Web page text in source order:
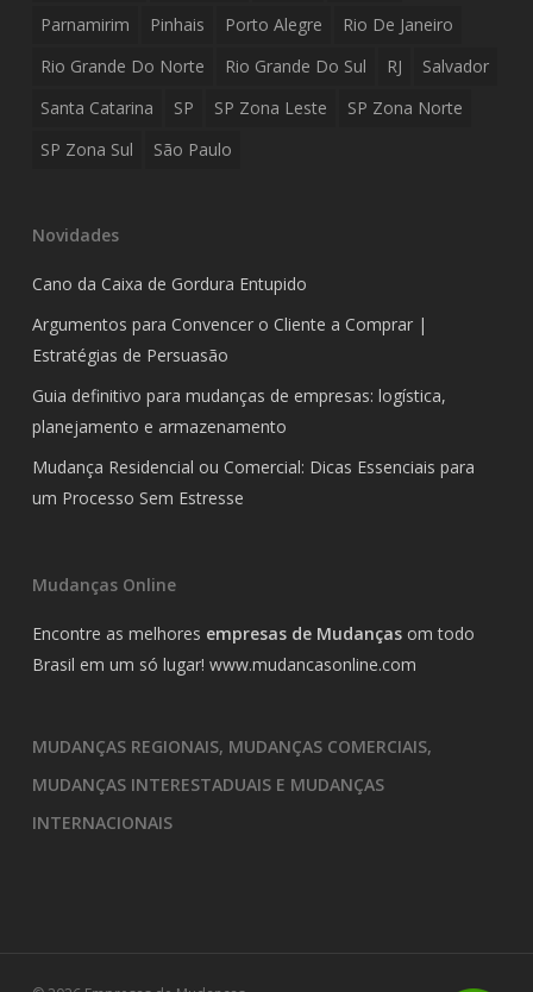
Parnamirim
Pinhais Porto Alegre
Rio De Janeiro
Rio Grande Do Norte
Rio Grande Do Sul RJ
Salvador
Santa Catarina
SP SP Zona Leste
SP Zona Norte
SP Zona Sul
São Paulo
Novidades
Cano da Caixa de Gordura Entupido
Argumentos para Convencer o Cliente a Comprar |
Estratégias de Persuasão
Guia definitivo para mudanças de empresas: logística,
planejamento e armazenamento
Mudança Residencial ou Comercial: Dicas Essenciais para
um Processo Sem Estresse
Mudanças Online
Encontre as melhores empresas de Mudançasom todo
Brasil em um só lugar! www.mudancasonline.com
MUDANÇAS REGIONAIS, MUDANÇAS COMERCIAIS,
MUDANÇAS INTERESTADUAIS E MUDANÇAS
INTERNACIONAIS